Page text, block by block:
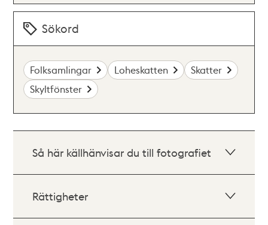
Sökord
Folksamlingar Loheskatten
Skatter
Skyltfönster
Så här källhänvisar du till fotografiet
Rättigheter